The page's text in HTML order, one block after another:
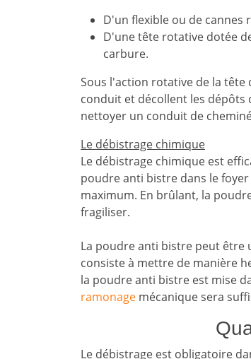
D'un flexible ou de cannes
D'une tête rotative dotée
carbure.
Sous l'action rotative de la tête
conduit et décollent les dépôts
nettoyer un conduit de
Le débistrage chimique
Le débistrage chimique est
poudre anti bistre dans le
maximum. En brûlant, la
fragiliser.
La poudre anti bistre peut
consiste à mettre de manière
la poudre anti bistre est mise
ramonage mécanique sera
Le débistrage est obligatoire